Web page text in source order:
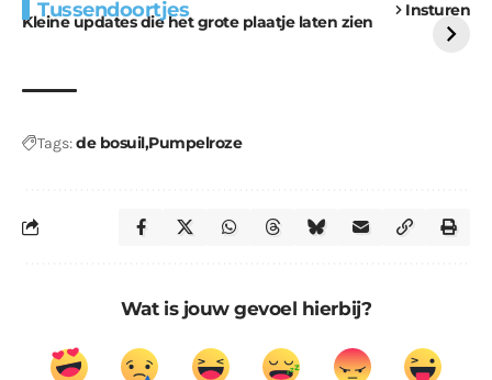
Tussendoortjes Insturen
Kleine updates die het grote plaatje laten zien
voor kabouters
uitdaging
Tags:de bosuilPumpelroze
Wat is jouw gevoel hierbij?